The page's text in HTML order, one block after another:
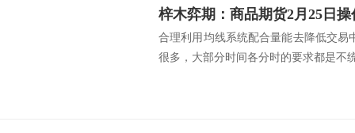
梓木弈期：商品期货2月25日
合理利用均线系统配合量能去降低交易
很多，大部分时间各分时的要求都是不